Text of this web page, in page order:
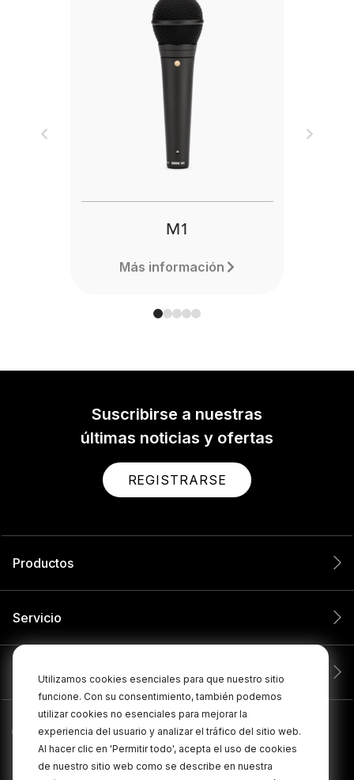
Utilizamos cookies esenciales para que nuestro sitio
funcione. Con su consentimiento, también podemos
utilizar cookies no esenciales para mejorar la
experiencia del usuario y analizar el tráfico del sitio web.
Al hacer clic en 'Permitir todo', acepta el uso de cookies
de nuestro sitio web como se describe en nuestra
M1
Más información
Previous Next
Suscribirse a nuestras
últimas noticias y ofertas
REGISTRARSE
Productos
Servicio
Compañía